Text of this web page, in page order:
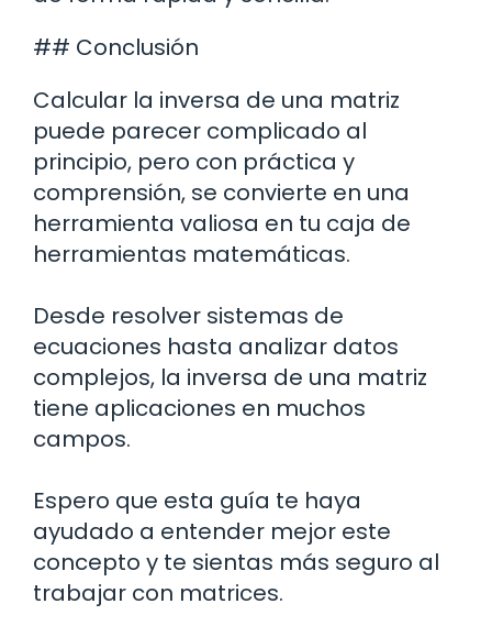
## Conclusión
Calcular la inversa de una matriz
puede parecer complicado al
principio, pero con práctica y
comprensión, se convierte en una
herramienta valiosa en tu caja de
herramientas matemáticas.
Desde resolver sistemas de
ecuaciones hasta analizar datos
complejos, la inversa de una matriz
tiene aplicaciones en muchos
campos.
Espero que esta guía te haya
ayudado a entender mejor este
concepto y te sientas más seguro al
trabajar con matrices.